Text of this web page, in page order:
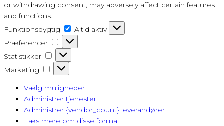
or withdrawing consent, may adversely affect certain features
and functions.
Funktionsdygtig
Funktionsdygtig
Altid aktiv
Præferencer
Præferencer
Statistikker Statistikker
Marketing Marketing
Vælg muligheder
Administrer tjenester
Administrer {vendor_count} leverandører
Læs mere om disse formål